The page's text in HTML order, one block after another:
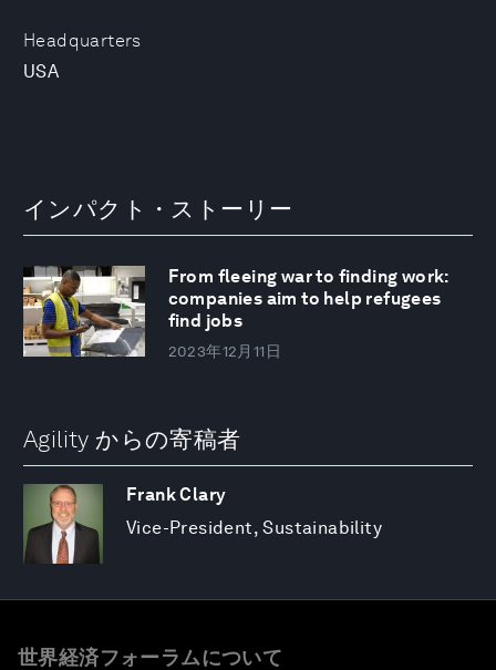
Headquarters
USA
インパクト・ストーリー
From fleeing war to finding work:
companies aim to help refugees
find jobs
2023年12月11日
Agility からの寄稿者
Frank Clary
Vice-President, Sustainability
世界経済フォーラムについて